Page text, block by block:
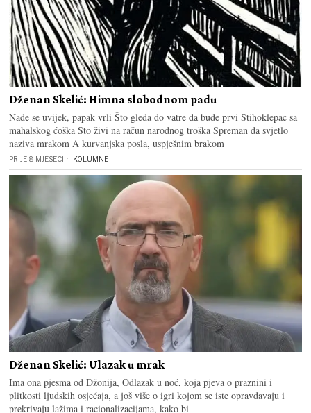
Dženan Skelić: Himna slobodnom padu
Nađe se uvijek, papak vrli Što gleda do vatre da bude prvi Stihoklepac sa
mahalskog ćoška Što živi na račun narodnog troška Spreman da svjetlo
naziva mrakom A kurvanjska posla, uspješnim brakom
PRIJE 8 MJESECI KOLUMNE
Dženan Skelić: Ulazak u mrak
Ima ona pjesma od Džonija, Odlazak u noć, koja pjeva o praznini i
plitkosti ljudskih osjećaja, a još više o igri kojom se iste opravdavaju i
prekrivaju lažima i racionalizacijama, kako bi